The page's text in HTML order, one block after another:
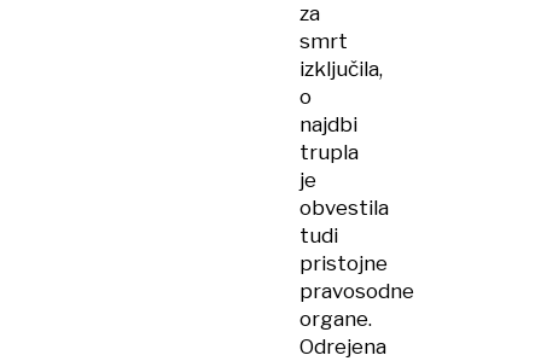
za
smrt
izključila,
o
najdbi
trupla
je
obvestila
tudi
pristojne
pravosodne
organe.
Odrejena